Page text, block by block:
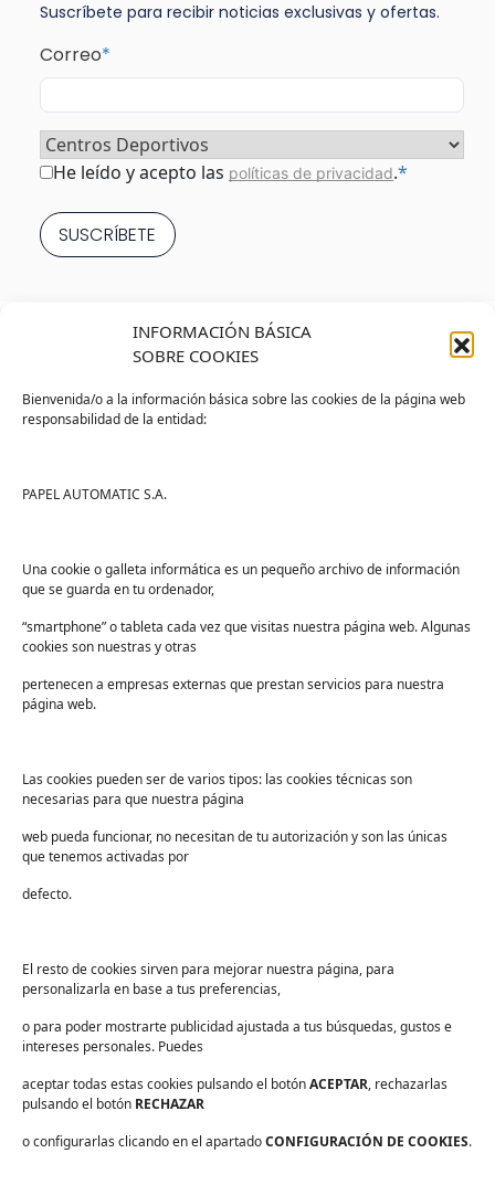
INFORMACIÓN BÁSICA
SOBRE COOKIES
Bienvenida/o a la información básica sobre las cookies de la página web
responsabilidad de la entidad:
PAPEL AUTOMATIC S.A.
Una cookie o galleta informática es un pequeño archivo de información
que se guarda en tu ordenador,
“smartphone” o tableta cada vez que visitas nuestra página web. Algunas
cookies son nuestras y otras
pertenecen a empresas externas que prestan servicios para nuestra
página web.
Las cookies pueden ser de varios tipos: las cookies técnicas son
necesarias para que nuestra página
web pueda funcionar, no necesitan de tu autorización y son las únicas
que tenemos activadas por
defecto.
El resto de cookies sirven para mejorar nuestra página, para
personalizarla en base a tus preferencias,
o para poder mostrarte publicidad ajustada a tus búsquedas, gustos e
intereses personales. Puedes
aceptar todas estas cookies pulsando el botónACEPTAR, rechazarlas
pulsando el botón RECHAZAR
o configurarlas clicando en el apartadoCONFIGURACIÓN DE COOKIES.
Suscríbete para recibir noticias exclusivas y ofertas.
Correo*
Sector*
Consentimiento*
He leído y acepto las políticas de privacidad.*
Sanidad
Educación
Centros deportivos
Servicios
Industria alimentaria
Tienda PAPELMATIC
Lista de deseos
Términos y condiciones
Devoluciones
Suscríbete para recibir noticias exclusivas y ofertas.
Correo
electrónico*
sector *
Consentimiento*
He leído y acepto laspolíticas de privacidad.*